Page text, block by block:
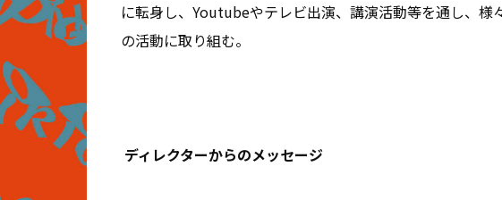
に転身し、Youtubeやテレビ出演、講演活動等を通し、
の活動に取り組む。
ディレクターからのメッセージ